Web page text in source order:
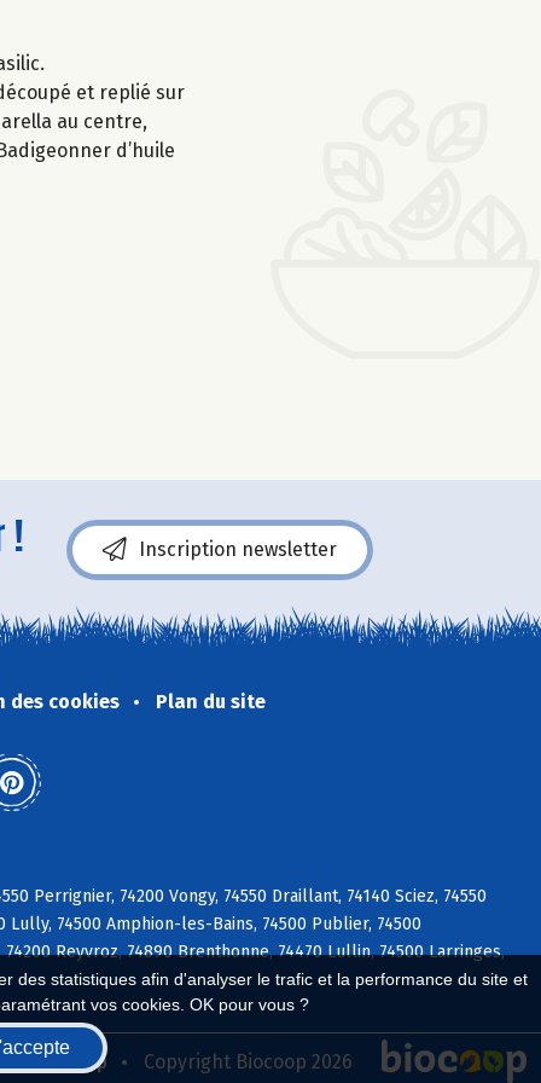
des statistiques afin d'analyser le trafic et la performance du site et
vos cookies. OK pour vous ?
et replié sur
au centre,
d’huile
! Inscription newsletter
des cookies Plan du site
Perrignier, 74200 Vongy, 74550 Draillant, 74140 Sciez, 74550
Lully, 74500 Amphion-les-Bains, 74500 Publier, 74500
74200 Reyvroz, 74890 Brenthonne, 74470 Lullin, 74500 Larringes,
Biocoop Copyright Biocoop 2026